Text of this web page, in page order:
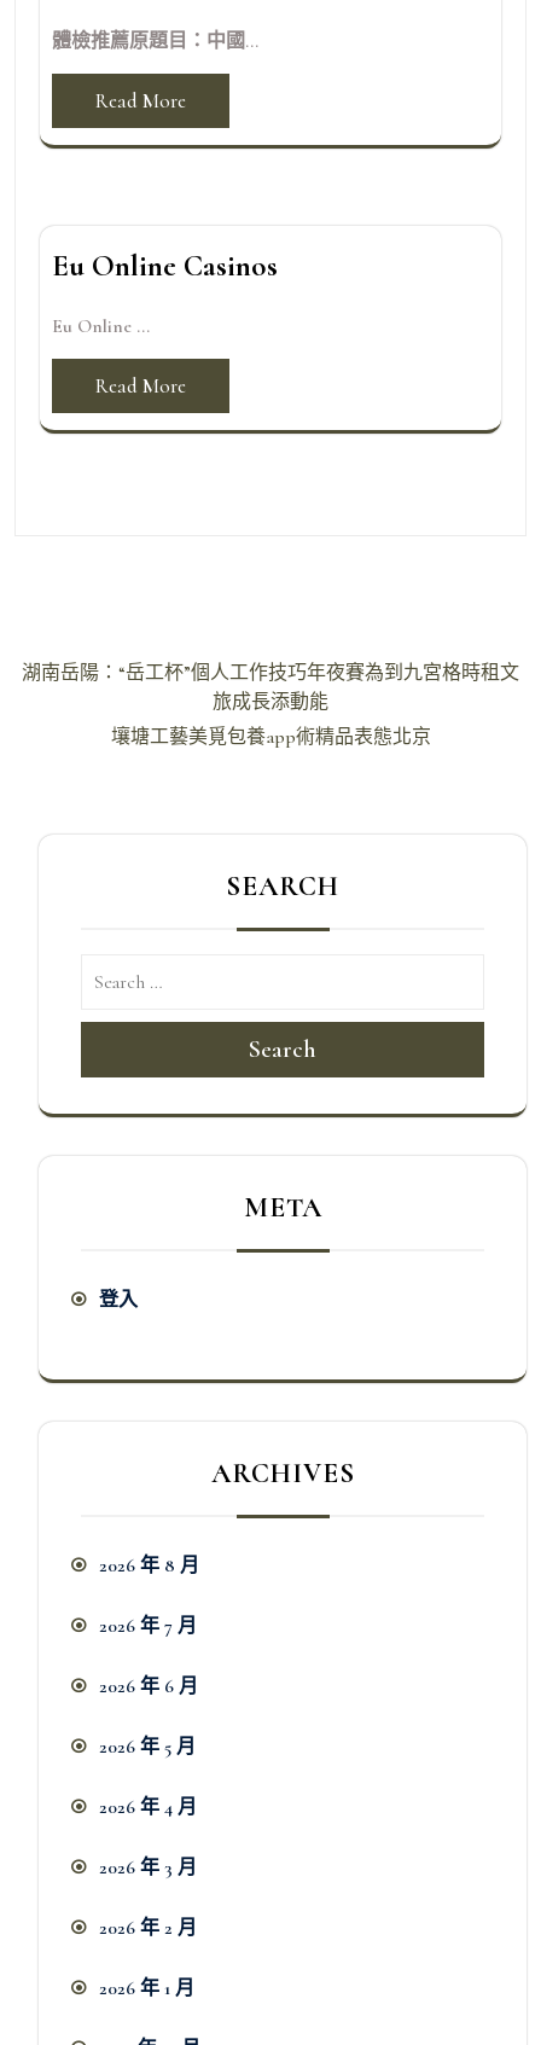
體檢推薦原題目：中國...
Read More
Eu Online Casinos
Eu Online ...
Read More
文
湖南岳陽：“岳工杯”個人工作技巧年夜賽為到九宮格時租文
旅成長添動能
壤塘工藝美覓包養app術精品表態北京
SEARCH
Search
META
登入
ARCHIVES
2026 年 8 月
2026 年 7 月
2026 年 6 月
2026 年 5 月
2026 年 4 月
2026 年 3 月
2026 年 2 月
2026 年 1 月